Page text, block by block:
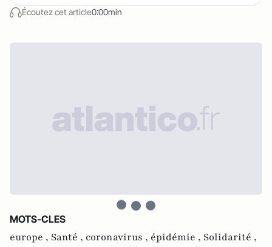
Écoutez cet article0:00min
MOTS-CLES
europe , Santé , coronavirus , épidémie , Solidarité ,